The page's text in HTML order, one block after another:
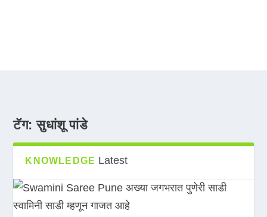
टॅग:सुधांशू पांडे
KNOWLEDGE Latest